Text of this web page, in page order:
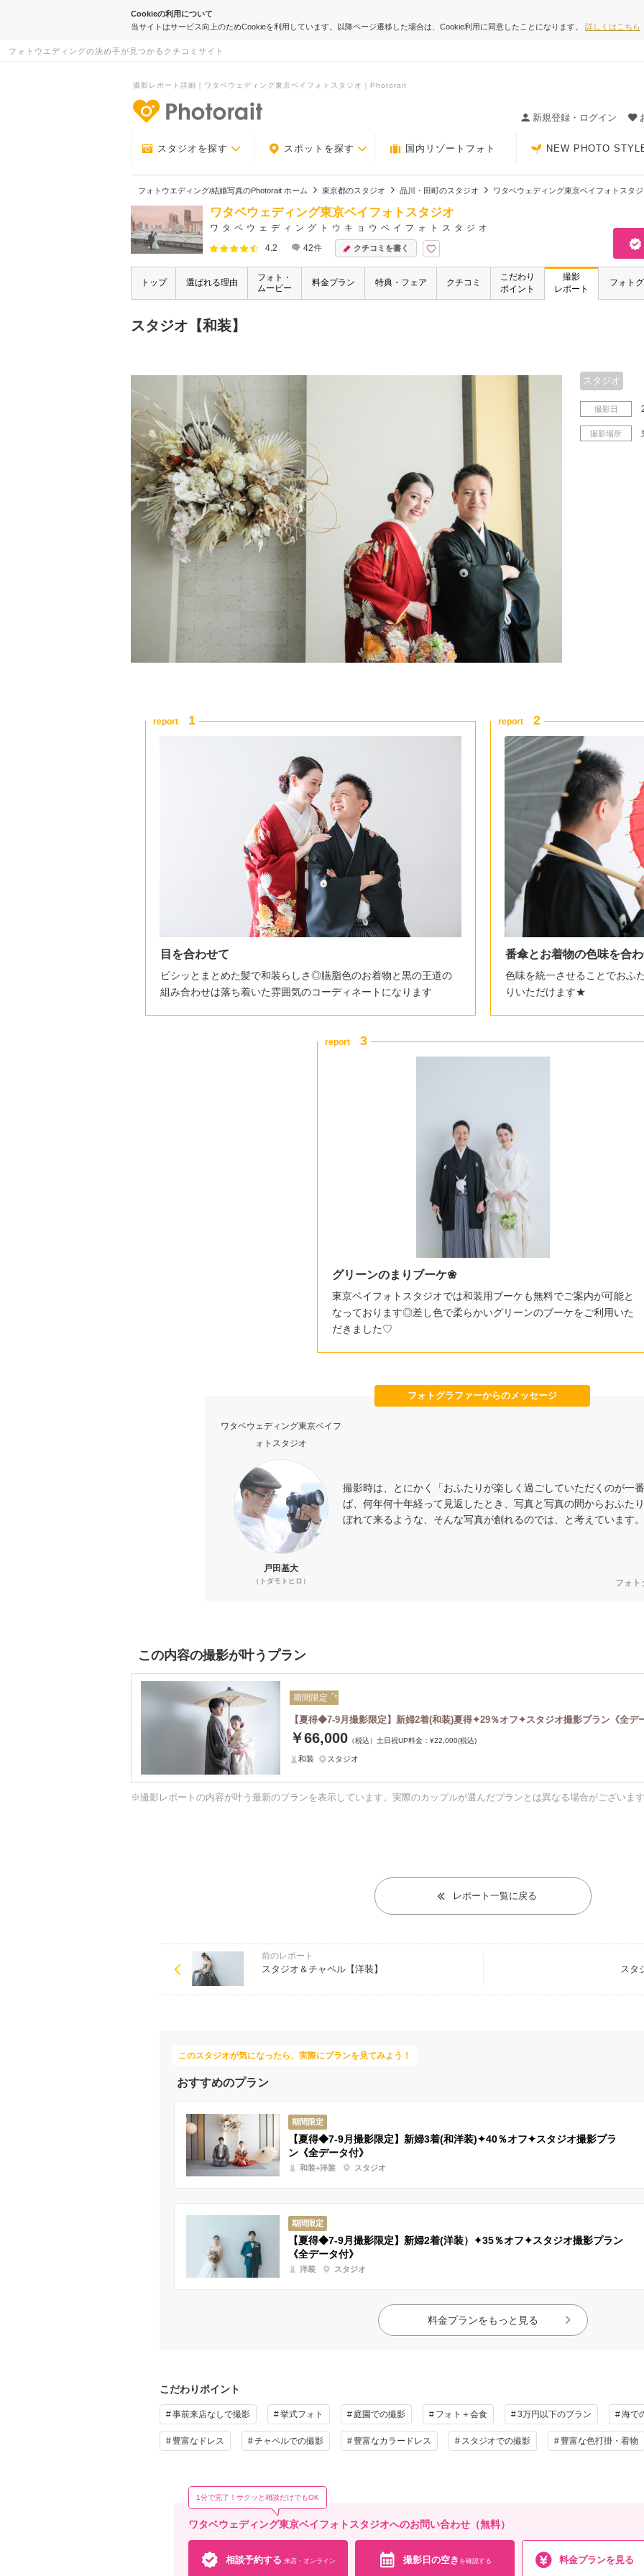
Cookieの利用について
当サイトはサービス向上のためCookieを利用しています。以降ページ遷移した場合は、Cookie利用に同意したことになります。 詳しくはこちら
フォトウエディングの決め手が見つかるクチコミサイト
撮影レポート詳細｜ワタベウェディング東京ベイフォトスタジオ｜Photorait
新規登録・ログイン
スタジオを探す スポットを探す 国内リゾートフォト NEW PHOTO
フォトウエディング/結婚写真のPhotorait ホーム 東京都のスタジオ 品川・田町のスタジオ ワタベウェディング東京ベイフォトスタ
ワタベウェディング東京ベイフォトスタジオ
ワタベウェディングトウキョウベイフォトスタジオ
4.2
42件 クチコミを書く
トップ 選ばれる理由
フォト・
ムービー
料金プラン 特典・フェア クチコミ
こだわり
ポイント
撮影
レポート
フォト
スタジオ【和装】
スタジオ
撮影日
撮影場所
目を合わせて
ピシッとまとめた髪で和装らしさ◎臙脂色のお着物と黒の王道の
組み合わせは落ち着いた雰囲気のコーディネートになります
番傘とお着物の色味を合
色味を統一させることでおふ
りいただけます★
グリーンのまりブーケ❀
東京ベイフォトスタジオでは和装用ブーケも無料でご案内が可能と
なっております◎差し色で柔らかいグリーンのブーケをご利用いた
だきました♡
フォトグラファーからのメッセージ
ワタベウェディング東京ベイフ
ォトスタジオ
戸田基大
（トダモトヒロ）
撮影時は、とにかく「おふたりが楽しく過ごしていただくのが一
ば、何年何十年経って見返したとき、写真と写真の間からおふた
ぼれて来るような、そんな写真が創れるのでは、と考えています。
フォト
この内容の撮影が叶うプラン
期間限定
【夏得◆7-9月撮影限定】新婦2着(和装)夏得✦29％オフ✦スタジオ撮影プラン《全デ
￥66,000 （税込） 土日祝UP料金： ¥22,000(税込)
和装 スタジオ
※撮影レポートの内容が叶う最新のプランを表示しています。実際のカップルが選んだプランとは異なる場合がございま
レポート一覧に戻る
前のレポート
スタジオ＆チャペル【洋装】 スタ
このスタジオが気になったら、実際にプランを見てみよう！
おすすめのプラン
期間限定
【夏得◆7-9月撮影限定】新婦3着(和洋装)✦40％オフ✦スタジオ撮影プラ
ン《全データ付》
和装+洋装 スタジオ
期間限定
【夏得◆7-9月撮影限定】新婦2着(洋装）✦35％オフ✦スタジオ撮影プラン
《全データ付》
洋装 スタジオ
料金プランをもっと見る
こだわりポイント
事前来店なしで撮影 挙式フォト 庭園での撮影 フォト＋会食 3万円以下のプラン 海で
豊富なドレス チャペルでの撮影 豊富なカラードレス スタジオでの撮影 豊富な色打掛・着物
ワタベウェディング東京ベイフォトスタジオへのお問い合わせ（無料）
1分で完了！サクッと相談だけでもOK
相談予約する 来店・オンライン 撮影日の空き を確認する 料金プランを見る